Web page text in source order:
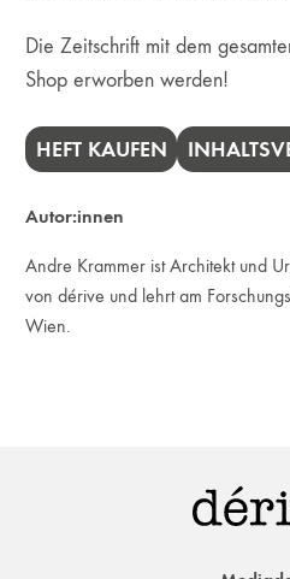
Die Zeitschrift mit dem
Shop erworben werden!
HEFT KAUFEN
Autor:innen
Andre Krammer ist Architekt und
von dérive und lehrt am
Wien.